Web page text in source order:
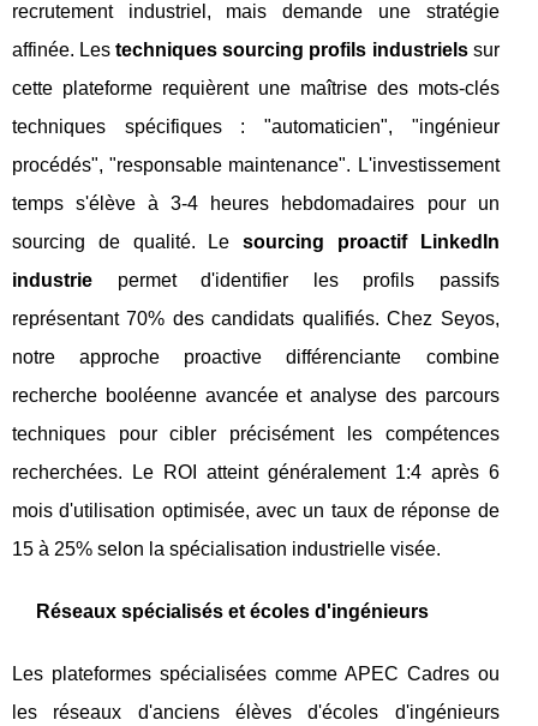
recrutement industriel, mais demande une stratégie
affinée. Lestechniques sourcing profils industrielssur
cette plateforme requièrent une maîtrise des mots-clés
techniques spécifiques : "automaticien", "ingénieur
procédés", "responsable maintenance". L'investissement
temps s'élève à 3-4 heures hebdomadaires pour un
sourcing de qualité. Lesourcing proactif LinkedIn
industrie permet d'identifier les profils passifs
représentant 70% des candidats qualifiés. Chez Seyos,
notre approche proactive différenciante combine
recherche booléenne avancée et analyse des parcours
techniques pour cibler précisément les compétences
recherchées. Le ROI atteint généralement 1:4 après 6
mois d'utilisation optimisée, avec un taux de réponse de
15 à 25% selon la spécialisation industrielle visée.
Réseaux spécialisés et écoles d'ingénieurs
Les plateformes spécialisées comme APEC Cadres ou
les réseaux d'anciens élèves d'écoles d'ingénieurs